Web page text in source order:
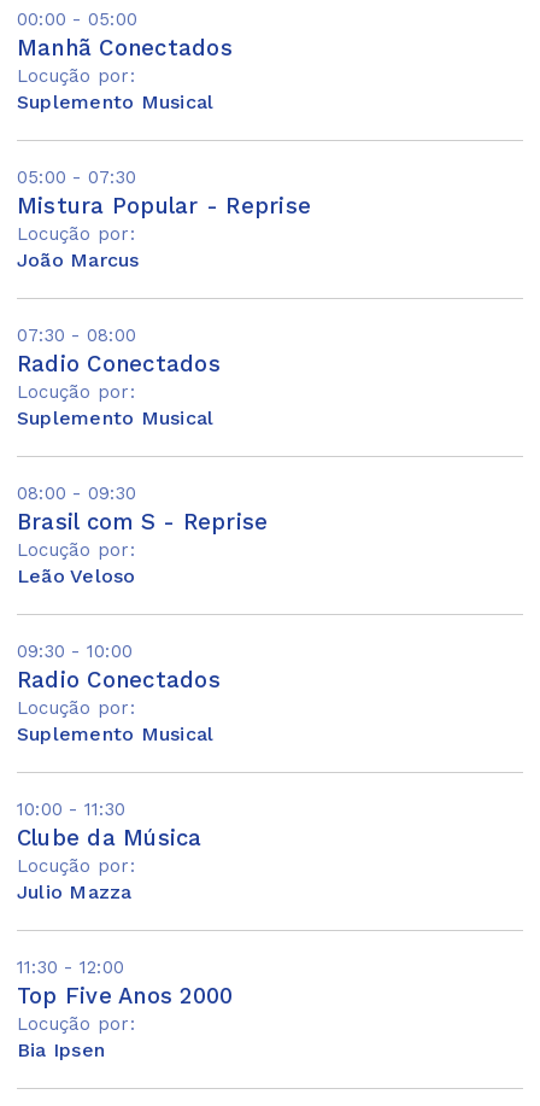
00:00 - 05:00
Manhã Conectados
Locução por:
Suplemento Musical
05:00 - 07:30
Mistura Popular - Reprise
Locução por:
João Marcus
07:30 - 08:00
Radio Conectados
Locução por:
Suplemento Musical
08:00 - 09:30
Brasil com S - Reprise
Locução por:
Leão Veloso
09:30 - 10:00
Radio Conectados
Locução por:
Suplemento Musical
10:00 - 11:30
Clube da Música
Locução por:
Julio Mazza
11:30 - 12:00
Top Five Anos 2000
Locução por:
Bia Ipsen